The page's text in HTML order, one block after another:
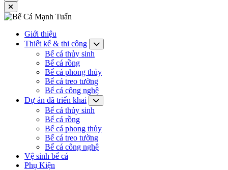
Giới thiệu
Thiết kế & thi công
Bể cá thủy sinh
Bể cá rồng
Bể cá phong thủy
Bể cá treo tường
Bể cá công nghệ
Dự án đã triển khai
Bể cá thủy sinh
Bể cá rồng
Bể cá phong thủy
Bể cá treo tường
Bể cá công nghệ
Vệ sinh bể cá
Phụ Kiện